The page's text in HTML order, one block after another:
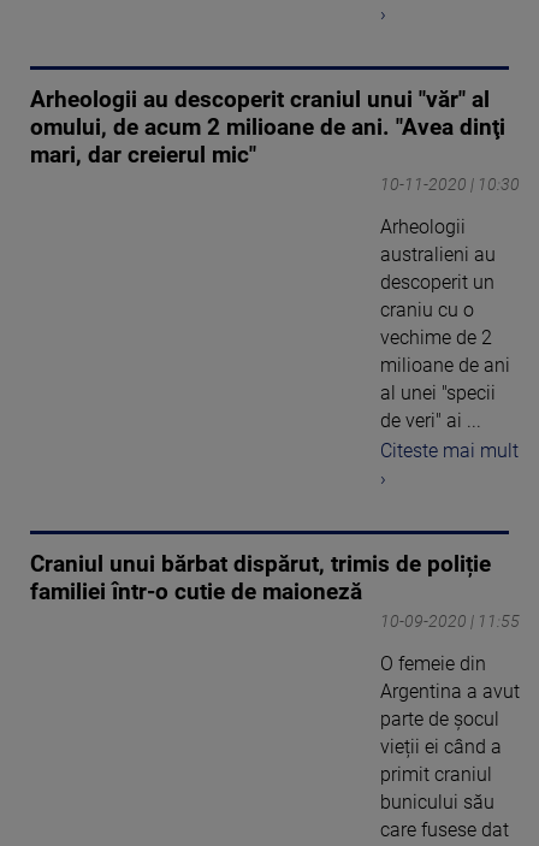
›
Arheologii au descoperit craniul unui "văr" al
omului, de acum 2 milioane de ani. "Avea dinţi
mari, dar creierul mic"
10-11-2020 | 10:30
Arheologii
australieni au
descoperit un
craniu cu o
vechime de 2
milioane de ani
al unei "specii
de veri" ai ...
Citeste mai mult
›
Craniul unui bărbat dispărut, trimis de poliție
familiei într-o cutie de maioneză
10-09-2020 | 11:55
O femeie din
Argentina a avut
parte de șocul
vieții ei când a
primit craniul
bunicului său
care fusese dat